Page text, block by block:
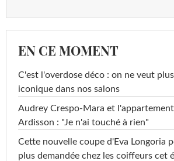
EN CE MOMENT
C'est l'overdose déco : on ne veut
iconique dans nos salons
Audrey Crespo-Mara et
Ardisson : "Je n'ai touché à rien"
Cette nouvelle coupe d'Eva Longoria
plus demandée chez les coiffeurs cet